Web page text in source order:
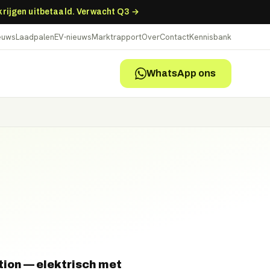
uitbetaald. Verwacht Q3 →
LaadpalenEV-nieuwsMarktrapportOverContactKennisbank
WhatsApp ons
— elektrisch met